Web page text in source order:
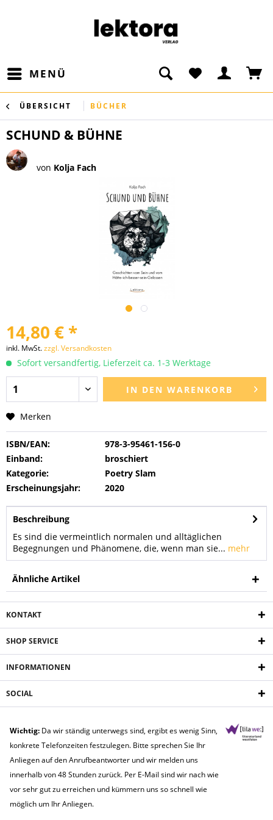
MENÜ
ÜBERSICHT BÜCHER
SCHUND & BÜHNE
von Kolja Fach
14,80 € *
inkl. MwSt.zzgl. Versandkosten
Sofort versandfertig, Lieferzeit ca. 1-3 Werktage
IN DEN WARENKORB
Merken
ISBN/EAN:
978-3-95461-156-0
Einband:
broschiert
Kategorie:
Poetry Slam
Erscheinungsjahr:
2020
Beschreibung
Es sind die vermeintlich normalen und alltäglichen
Begegnungen und Phänomene, die, wenn man sie... mehr
Ähnliche Artikel
KONTAKT
SHOP SERVICE
INFORMATIONEN
SOCIAL
Wichtig: Da wir ständig unterwegs sind, ergibt es wenig Sinn,
konkrete Telefonzeiten festzulegen. Bitte sprechen Sie Ihr
Anliegen auf den Anrufbeantworter und wir melden uns
innerhalb von 48 Stunden zurück. Per E-Mail sind wir nach wie
vor sehr gut zu erreichen und kümmern uns so schnell wie
möglich um Ihr Anliegen.